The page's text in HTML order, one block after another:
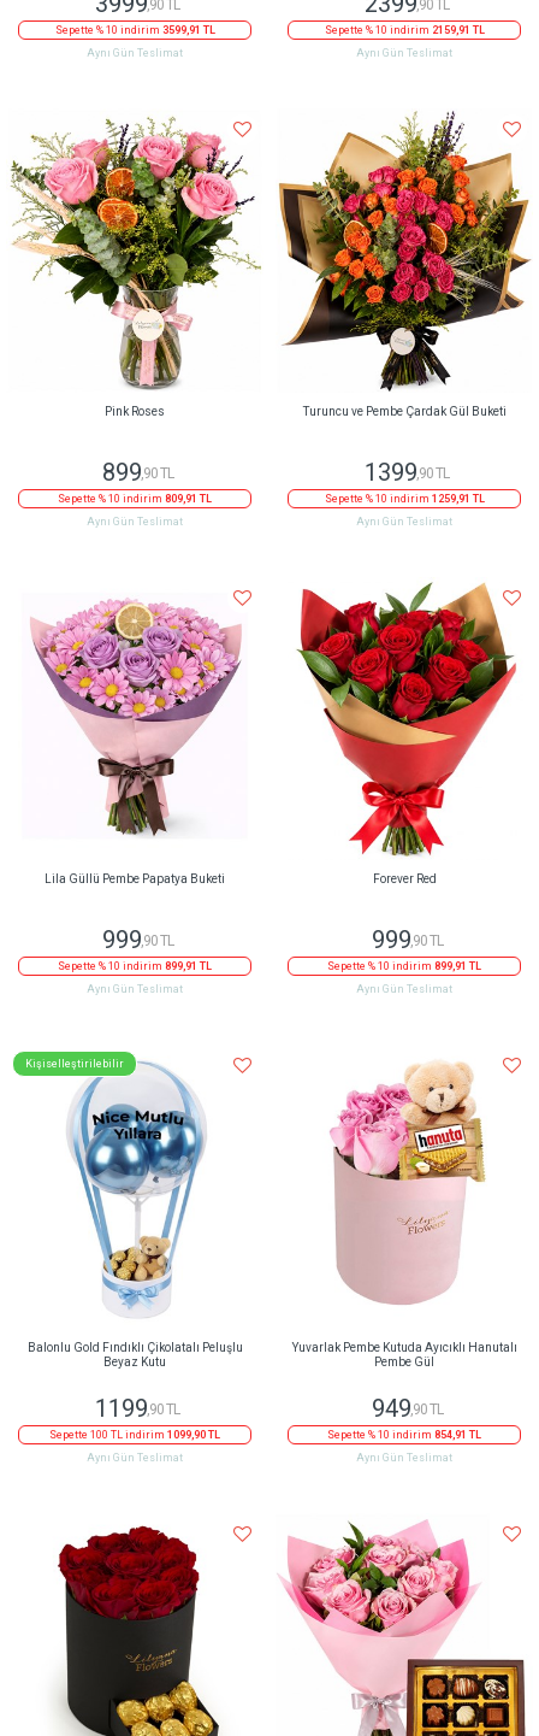
,90 TL
Sepette % 10 indirim 3599,91 TL
Aynı Gün Teslimat
,90 TL
Sepette % 10 indirim 2159,91 TL
Aynı Gün Teslimat
Pink Roses
899,90 TL
Sepette % 10 indirim 809,91 TL
Aynı Gün Teslimat
Turuncu ve Pembe Çardak Gül Buketi
1399 ,90 TL
Sepette % 10 indirim 1259,91 TL
Aynı Gün Teslimat
Lila Güllü Pembe Papatya Buketi
999,90 TL
Sepette % 10 indirim 899,91 TL
Aynı Gün Teslimat
Forever Red
999,90 TL
Sepette % 10 indirim 899,91 TL
Aynı Gün Teslimat
Kişiselleştirilebilir
Balonlu Gold Fındıklı Çikolatalı Peluşlu
Beyaz Kutu
1199 ,90 TL
Sepette 100 TL indirim 1099,90 TL
Aynı Gün Teslimat
Yuvarlak Pembe Kutuda Ayıcıklı Hanutalı
Pembe Gül
949,90 TL
Sepette % 10 indirim 854,91 TL
Aynı Gün Teslimat